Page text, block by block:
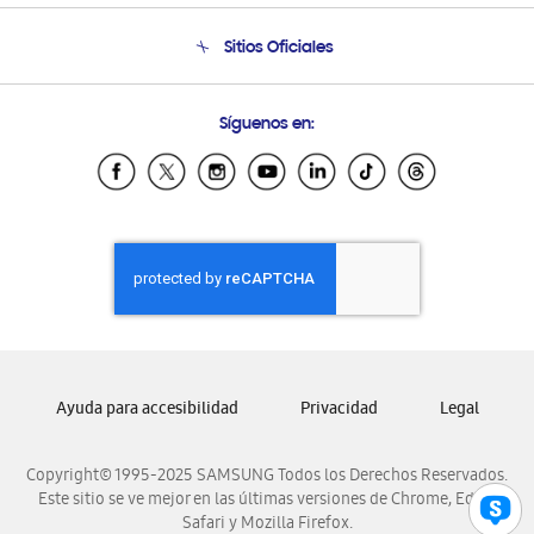
Soporte vía eMail
Sitios Oficiales
Samsung Ecuador
Samsung El Salvador
Samsung Honduras
Samsung Nicaragua
Samsung Panamá
Samsung Venezuela
Síguenos en:
Copyright© 1995-2025 SAMSUNG Todos los Derechos Reservados.
Este sitio se ve mejor en las últimas versiones de Chrome, Edge,
Safari y Mozilla Firefox.
Ayuda para accesibilidad Privacidad Legal